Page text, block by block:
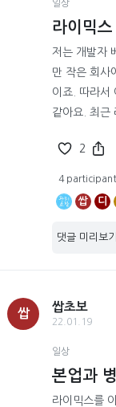
일상
라이믹
저는 개발자
만 작은 회사
이죠. 따라서
같아요. 최근
2
4
쌉 디
댓글 미리보기
쌉
쌉초보
22.01.19
일상
본업과
라이믹스를